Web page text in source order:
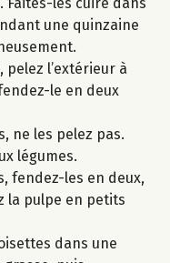
Faites-les cuire dans
une quinzaine
l’extérieur à
le en deux
ne les pelez pas.
légumes.
fendez-les en deux,
la pulpe en petits
dans une